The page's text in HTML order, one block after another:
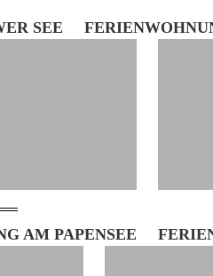
SEE
AM PAPENSEE